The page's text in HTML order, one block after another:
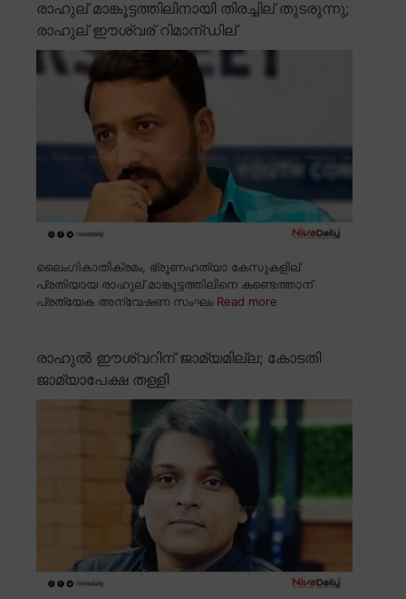
രാഹുല് മാങ്കൂട്ടത്തിലിനായി തിരച്ചില് തുടരുന്നു;
രാഹുല് ഈശ്വര് റിമാന്ഡില്
ലൈംഗികാതിക്രമം, ഭ്രൂണഹത്യാ കേസുകളില്
പ്രതിയായ രാഹുല് മാങ്കൂട്ടത്തിലിനെ കണ്ടെത്താന്
പ്രത്യേക അന്വേഷണ സംഘം Read more
രാഹുൽ ഈശ്വറിന് ജാമ്യമില്ല; കോടതി
ജാമ്യാപേക്ഷ തള്ളി